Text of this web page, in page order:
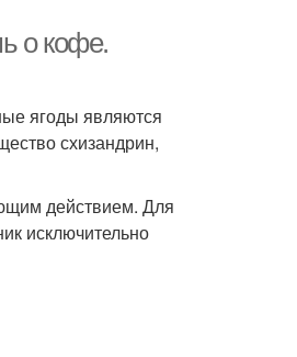
о кофе.
ягоды являются
схизандрин,
действием. Для
исключительно